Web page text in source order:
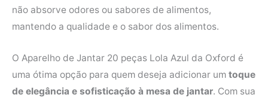
não absorve odores ou sabores de alimentos,
mantendo a qualidade e o sabor dos alimentos.
O Aparelho de Jantar 20 peças Lola Azul da Oxford é
uma ótima opção para quem deseja adicionar um toque
de elegância e sofisticação à mesa de jantar. Com sua